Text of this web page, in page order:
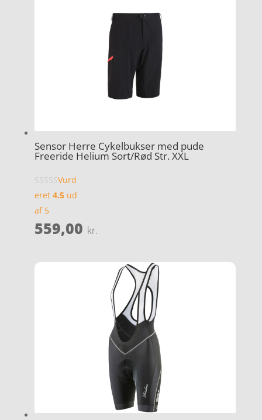
Sensor Herre Cykelbukser med pude
Freeride Helium Sort/Rød Str. XXL
Vurd
eret 4.5ud
af 5
559,00 kr.